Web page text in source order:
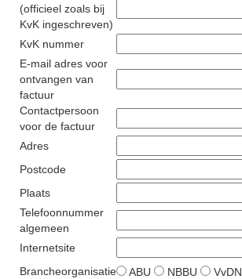
(officieel zoals bij
KvK ingeschreven)
KvK nummer
E-mail adres voor
ontvangen van
factuur
Contactpersoon
voor de factuur
Adres
Postcode
Plaats
Telefoonnummer
algemeen
Internetsite
Brancheorganisatie
ABU NBBU VvDN